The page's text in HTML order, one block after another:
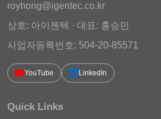
royhong@igentec.co.kr
상호: 아이젠텍 · 대표: 홍승민
사업자등록번호: 504-20-85571
YouTube LinkedIn
Quick Links